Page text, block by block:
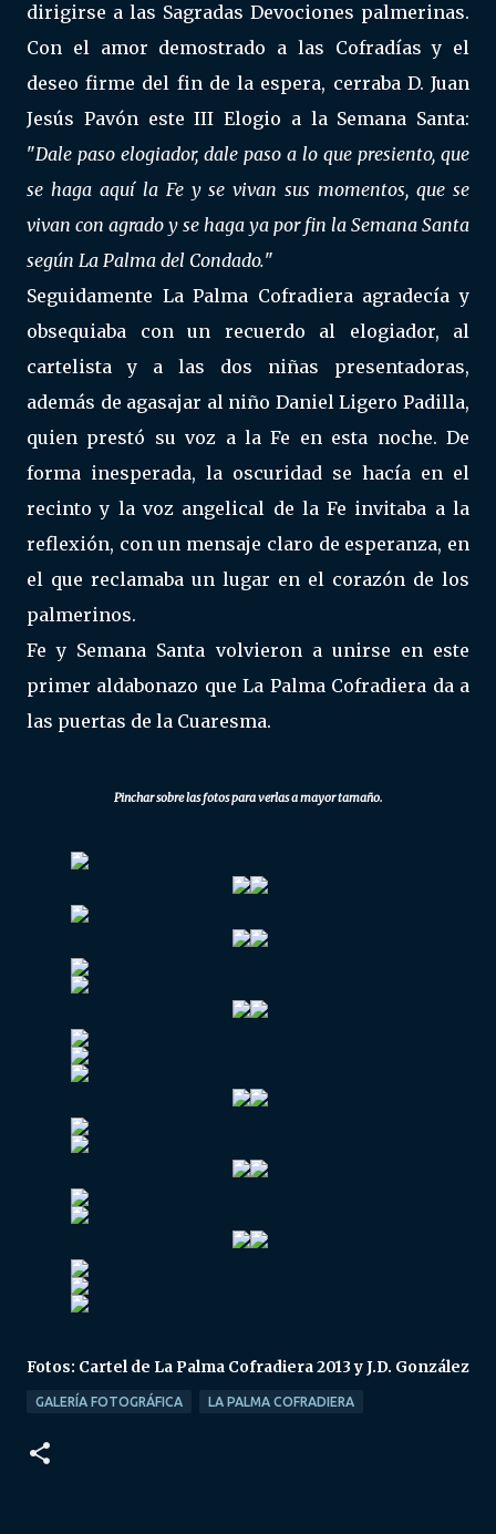
dirigirse a las Sagradas Devociones palmerinas.
Con el amor demostrado a las Cofradías y el
deseo firme del fin de la espera, cerraba D. Juan
Jesús Pavón este III Elogio a la Semana Santa:
"Dale paso elogiador, dale paso a lo que presiento, que
se haga aquí la Fe y se vivan sus momentos, que se
vivan con agrado y se haga ya por fin la Semana Santa
según La Palma del Condado."
Seguidamente La Palma Cofradiera agradecía y
obsequiaba con un recuerdo al elogiador, al
cartelista y a las dos niñas presentadoras,
además de agasajar al niño Daniel Ligero Padilla,
quien prestó su voz a la Fe en esta noche. De
forma inesperada, la oscuridad se hacía en el
recinto y la voz angelical de la Fe invitaba a la
reflexión, con un mensaje claro de esperanza, en
el que reclamaba un lugar en el corazón de los
palmerinos.
Fe y Semana Santa volvieron a unirse en este
primer aldabonazo que La Palma Cofradiera da a
las puertas de la Cuaresma.
Pinchar sobre las fotos para verlas a mayor tamaño.
Fotos: Cartel de La Palma Cofradiera 2013 y J.D. González
GALERÍA FOTOGRÁFICA LA PALMA COFRADIERA